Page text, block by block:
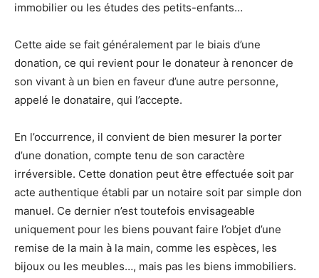
immobilier ou les études des petits-enfants…
Cette aide se fait généralement par le biais d’une
donation, ce qui revient pour le donateur à renoncer de
son vivant à un bien en faveur d’une autre personne,
appelé le donataire, qui l’accepte.
En l’occurrence, il convient de bien mesurer la porter
d’une donation, compte tenu de son caractère
irréversible. Cette donation peut être effectuée soit par
acte authentique établi par un notaire soit par simple don
manuel. Ce dernier n’est toutefois envisageable
uniquement pour les biens pouvant faire l’objet d’une
remise de la main à la main, comme les espèces, les
bijoux ou les meubles…, mais pas les biens immobiliers.